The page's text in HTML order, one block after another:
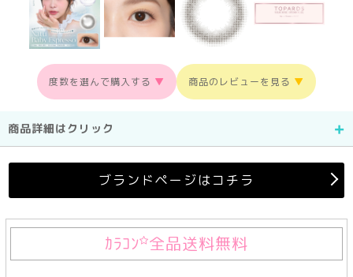
度数を選んで購入する ▼ 商品のレビューを見る ▼
商品詳細はクリック
ブランドページはコチラ
ｶﾗｺﾝ 全品送料無料